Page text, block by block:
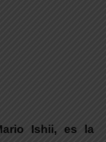
Ishii, es la